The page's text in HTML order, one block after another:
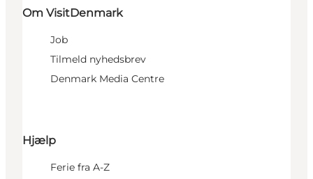
Om VisitDenmark
Job
Tilmeld nyhedsbrev
Denmark Media Centre
Hjælp
Ferie fra A-Z